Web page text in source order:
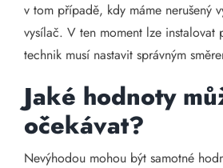
v tom případě, kdy máme nerušený
vysílač. V ten moment lze instalovat
technik musí nastavit správným
Jaké hodnoty
očekávat?
Nevýhodou mohou být samotné